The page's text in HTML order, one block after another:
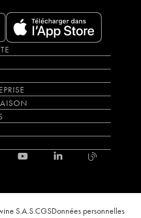
S.A.S.CGSDonnées personnelles